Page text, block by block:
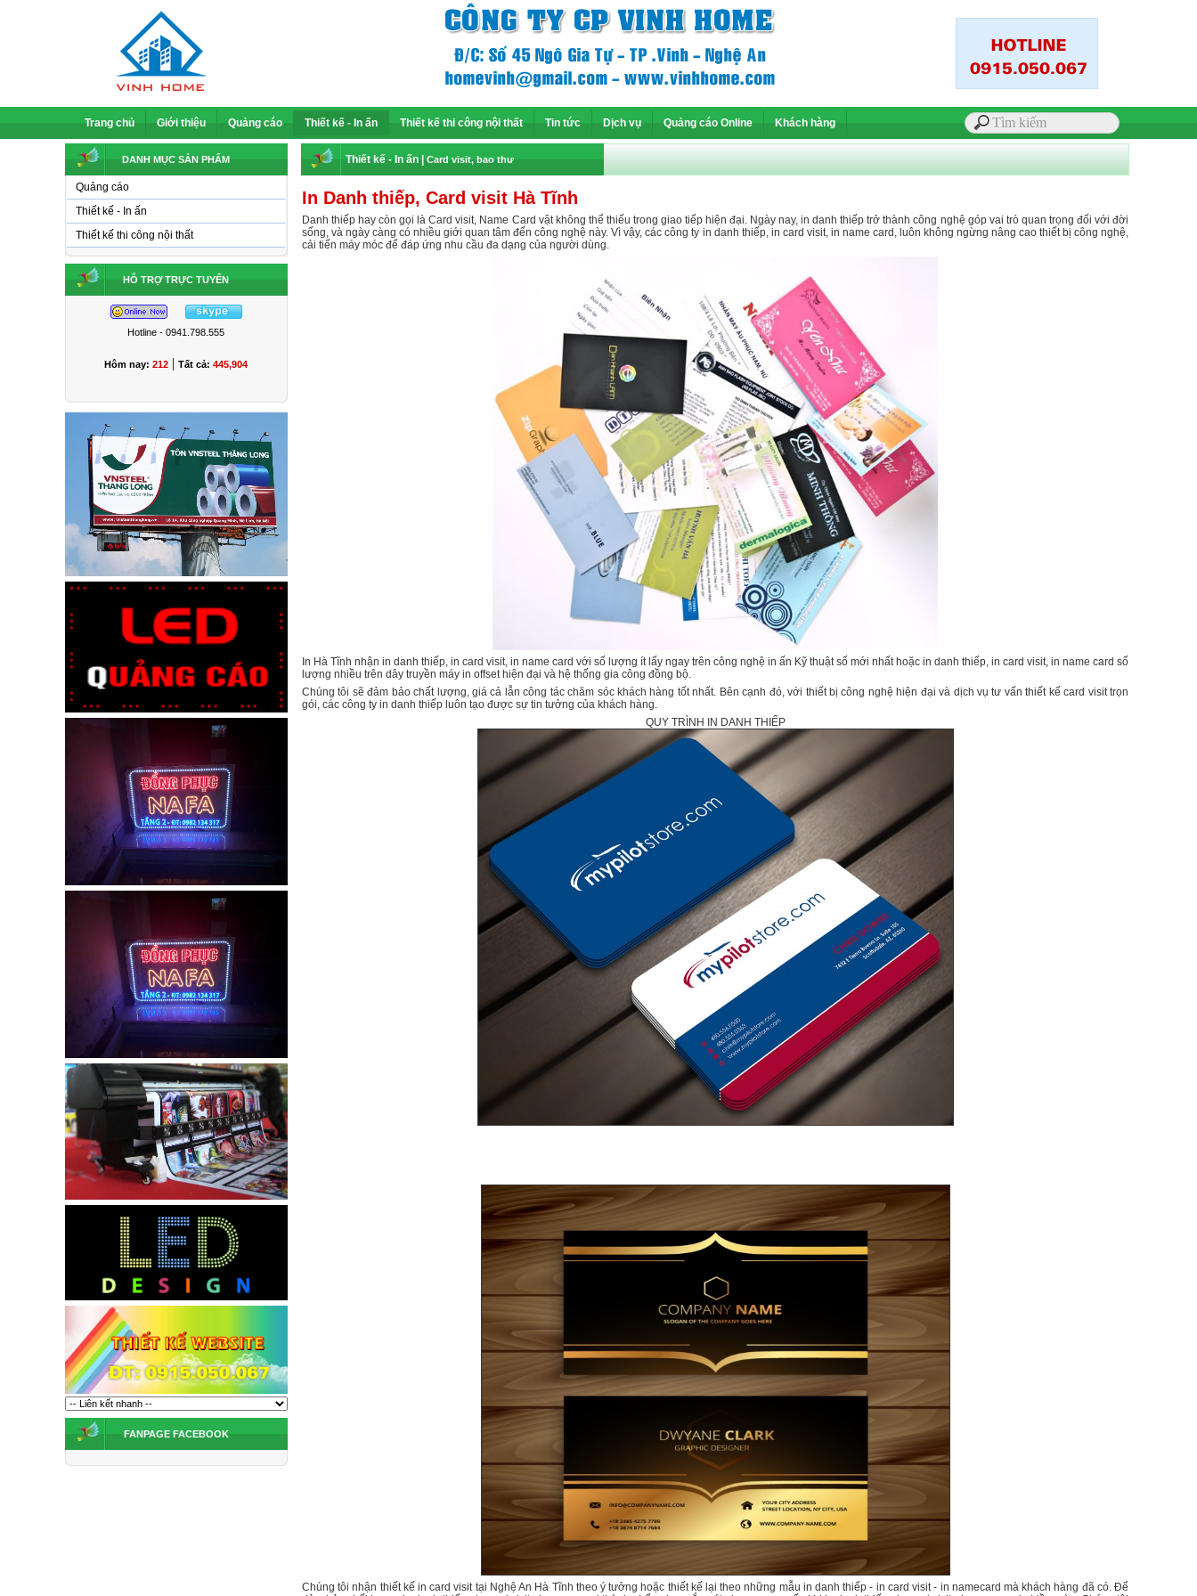
Trang chủ Giới thiệu Quảng cáo Thiết kế - In ấn Thiết kế thi công nội thất Tin tức Dịch vụ Quảng cáo Online Khách hàng
DANH MỤC SẢN PHẨM
Quảng cáo
Thiết kế - In ấn
Thiết kế thi công nội thất
HỖ TRỢ TRỰC TUYẾN
Hotline - 0941.798.555
Hôm nay: 212 | Tất cả: 445,904
FANPAGE FACEBOOK
Thiết kế - In ấn Card visit, bao thư
In Danh thiếp, Card visit Hà Tĩnh
Danh thiếp hay còn gọi là Card visit, Name Card vật không thể thiếu trong giao tiếp hiện đại. Ngày nay, in danh thiếp trở thành công nghệ góp vai trò quan trọng đối với đời
sống, và ngày càng có nhiều giới quan tâm đến công nghệ này. Vì vậy, các công ty in danh thiếp, in card visit, in name card, luôn không ngừng nâng cao thiết bị công nghệ,
cải tiến máy móc để đáp ứng nhu cầu đa dạng của người dùng.
In Hà Tĩnh nhận in danh thiếp, in card visit, in name card với số lượng ít lấy ngay trên công nghệ in ấn Kỹ thuật số mới nhất hoặc in danh thiếp, in card visit, in name card số
lượng nhiều trên dây truyền máy in offset hiện đại và hệ thống gia công đồng bộ.
Chúng tôi sẽ đảm bảo chất lượng, giá cả lẫn công tác chăm sóc khách hàng tốt nhất. Bên cạnh đó, với thiết bị công nghệ hiện đại và dịch vụ tư vấn thiết kế card visit trọn
gói, các công ty in danh thiếp luôn tạo được sự tin tưởng của khách hàng.
QUY TRÌNH IN DANH THIẾP
Chúng tôi nhận thiết kế in card visit tại Nghệ An Hà Tĩnh theo ý tưởng hoặc thiết kế lại theo những mẫu in danh thiếp - in card visit - in namecard mà khách hàng đã có. Để